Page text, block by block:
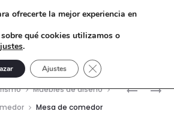
MESA
MESA
Muebles de diseño
Mesa de comedor
ofrecerte la mejor experiencia en
qué cookies utilizamos o
.
Ajustes Cerrar el banner de